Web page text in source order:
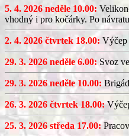
5. 4. 2026 neděle 10.00:
vhodný i pro kočárky. Po
2. 4. 2026 čtvrtek 18.00: Výčep
29. 3. 2026 neděle 6.00: Svoz
29. 3. 2026 neděle 10.00:
26. 3. 2026 čtvrtek 18.00:
25. 3. 2026 středa 17.00: